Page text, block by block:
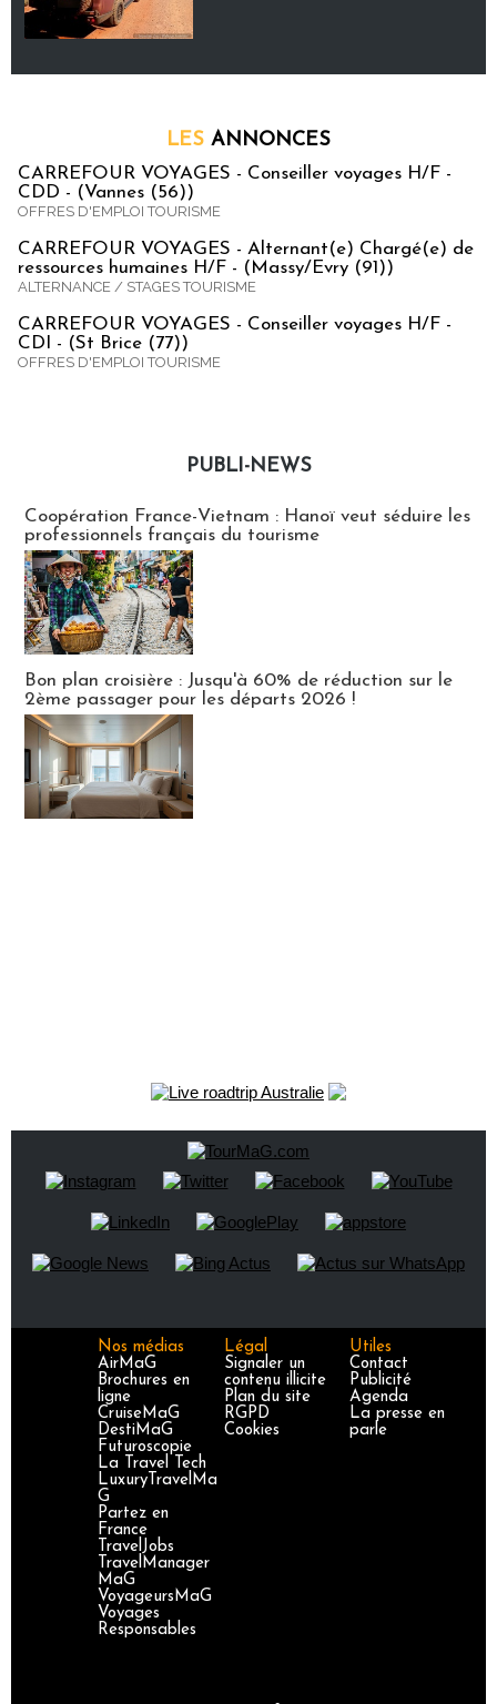
LES ANNONCES
CARREFOUR VOYAGES - Conseiller voyages H/F -
CDD - (Vannes (56))
OFFRES D'EMPLOI TOURISME
CARREFOUR VOYAGES - Alternant(e) Chargé(e) de
ressources humaines H/F - (Massy/Evry (91))
ALTERNANCE / STAGES TOURISME
CARREFOUR VOYAGES - Conseiller voyages H/F -
CDI - (St Brice (77))
OFFRES D'EMPLOI TOURISME
PUBLI-NEWS
Coopération France-Vietnam : Hanoï veut séduire les
professionnels français du tourisme
Bon plan croisière : Jusqu'à 60% de réduction sur le
2ème passager pour les départs 2026 !
Nos médias
AirMaG
Brochures en
ligne
CruiseMaG
DestiMaG
Futuroscopie
La Travel Tech
LuxuryTravelMa
G
Partez en
France
TravelJobs
TravelManager
MaG
VoyageursMaG
Voyages
Responsables
Légal
Signaler un
contenu illicite
Plan du site
RGPD
Cookies
Utiles
Contact
Publicité
Agenda
La presse en
parle